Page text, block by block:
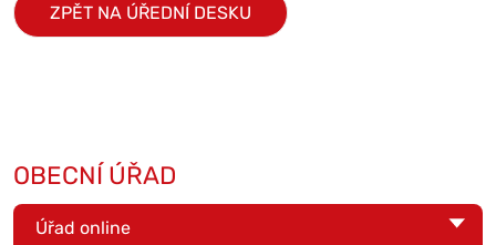
ZPĚT NA ÚŘEDNÍ DESKU
OBECNÍ ÚŘAD
Úřad online